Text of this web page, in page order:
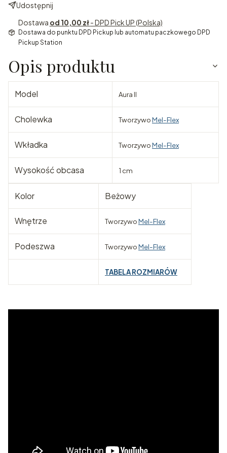
Udostępnij
Dostawa od 10,00 zł- DPD Pick UP (Polska)
Dostawa do punktu DPD Pickup lub automatu paczkowego DPD
Pickup Station
Opis produktu
Model Aura II
Cholewka TworzywoMel-Flex
Wkładka TworzywoMel-Flex
Wysokość obcasa 1 cm
Kolor Beżowy
Wnętrze TworzywoMel-Flex
Podeszwa TworzywoMel-Flex
TABELA ROZMIARÓW